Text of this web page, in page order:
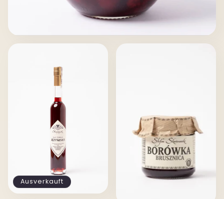
Ausverkauft